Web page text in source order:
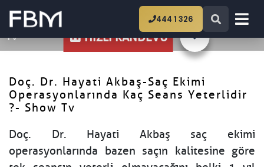
444 1 326
Doç. Dr. Hayati Akbaş-Saç Ekimi
Operasyonlarında Kaç Seans Yeterlidir ?- Show
Tv
HIZLI RANDEVU
Doç. Dr. Hayati Akbaş-Saç Ekimi
Operasyonlarında Kaç Seans Yeterlidir
?- Show Tv
Doç. Dr. Hayati Akbaş saç ekimi
operasyonlarında bazen saçın kalitesine göre